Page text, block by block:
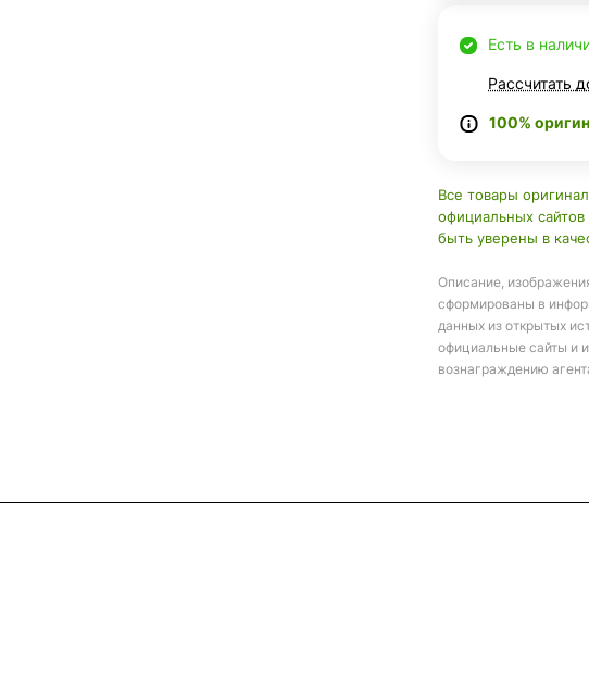
Есть в
Рассчитать
100%
Все товары
официальных
быть уверены в
Описание,
сформированы в
данных из открытых
официальные сайты и
вознаграждению